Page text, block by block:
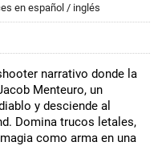
en español / inglés
narrativo donde la
Menteuro, un
y desciende al
Domina trucos letales,
como arma en una